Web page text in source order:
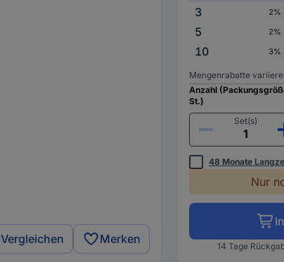
Vergleichen Merken
3
2%
5
2%
10
3%
Mengenrabatte
Anzahl
St.)
Set(s)
48 Monate
Nur
14 Tage